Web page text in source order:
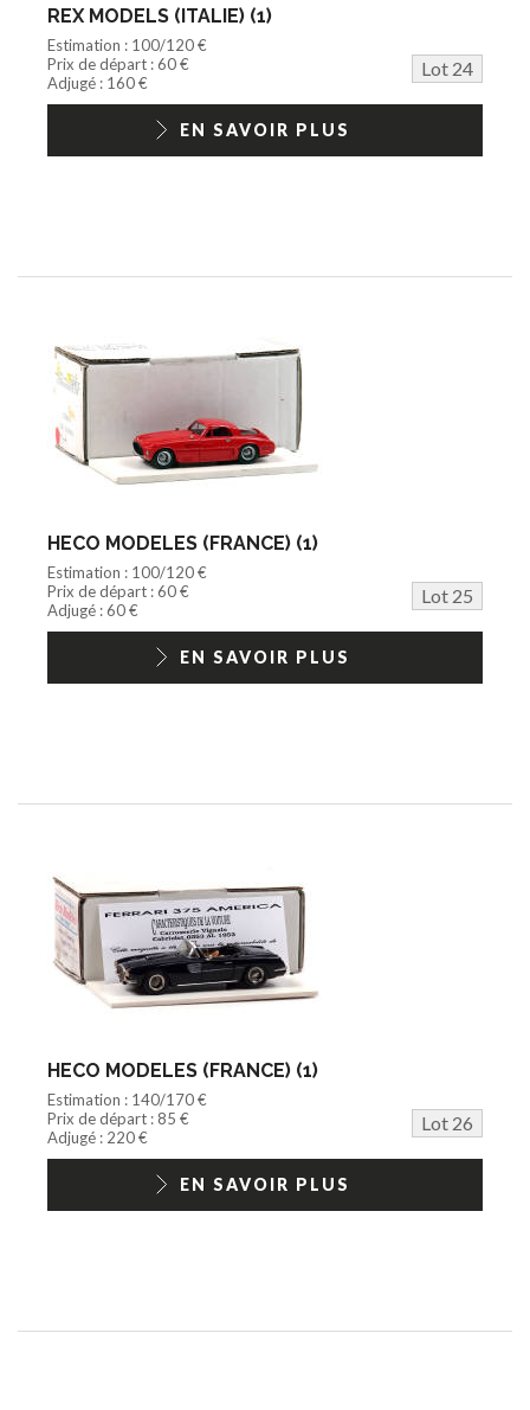
REX MODELS (ITALIE) (1)
Estimation : 100/120 €
Prix de départ : 60 €
Lot 24
Adjugé : 160 €
EN SAVOIR PLUS
HECO MODELES (FRANCE) (1)
Estimation : 100/120 €
Prix de départ : 60 €
Lot 25
Adjugé : 60 €
EN SAVOIR PLUS
HECO MODELES (FRANCE) (1)
Estimation : 140/170 €
Prix de départ : 85 €
Lot 26
Adjugé : 220 €
EN SAVOIR PLUS